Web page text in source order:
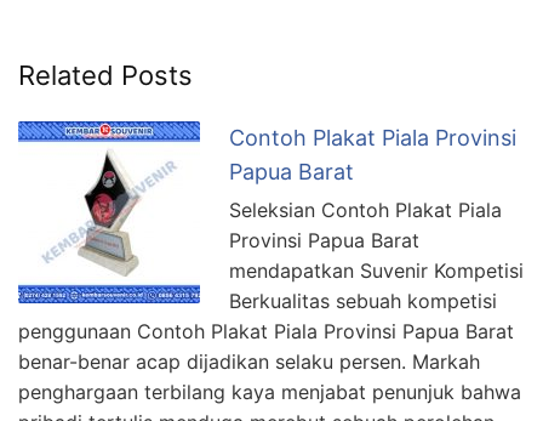
Related Posts
Contoh Plakat Piala Provinsi
Papua Barat
Seleksian Contoh Plakat Piala
Provinsi Papua Barat
mendapatkan Suvenir Kompetisi
Berkualitas sebuah kompetisi
penggunaan Contoh Plakat Piala Provinsi Papua Barat
benar-benar acap dijadikan selaku persen. Markah
penghargaan terbilang kaya menjabat penunjuk bahwa